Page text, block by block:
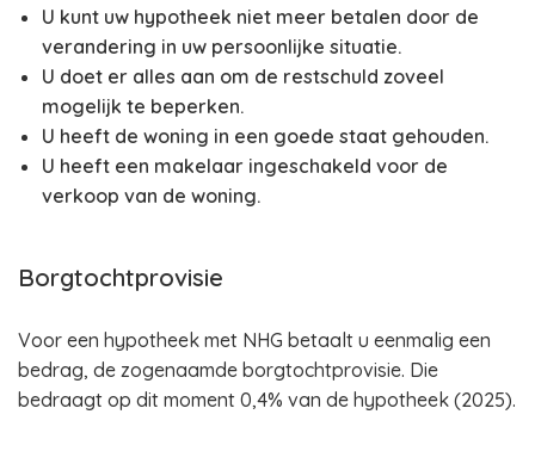
U kunt uw hypotheek niet meer betalen door de
verandering in uw persoonlijke situatie.
U doet er alles aan om de restschuld zoveel
mogelijk te beperken.
U heeft de woning in een goede staat gehouden.
U heeft een makelaar ingeschakeld voor de
verkoop van de woning.
Borgtochtprovisie
Voor een hypotheek met NHG betaalt u eenmalig een
bedrag, de zogenaamde borgtochtprovisie. Die
bedraagt op dit moment 0,4% van de hypotheek (2025).